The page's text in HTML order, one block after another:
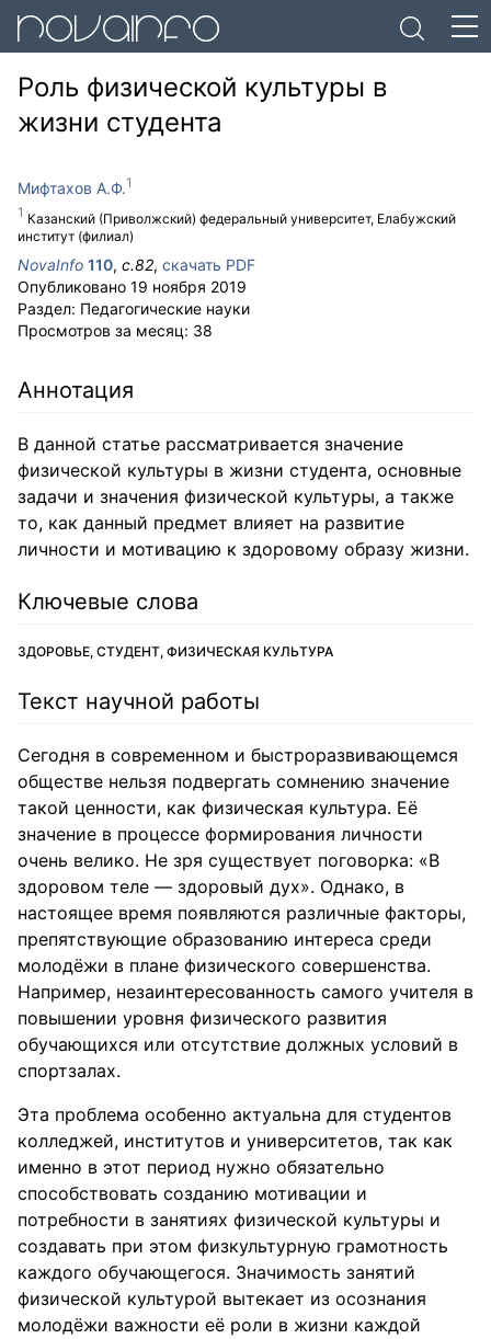
Роль физической культуры в
жизни студента
Мифтахов А.Ф.
Казанский (Приволжский) федеральный университет, Елабужский
институт (филиал)
NovaInfo 110, с.82, скачать PDF
Опубликовано 19 ноября 2019
Раздел: Педагогические науки
Просмотров за месяц: 38
Аннотация
В данной статье рассматривается значение
физической культуры в жизни студента, основные
задачи и значения физической культуры, а также
то, как данный предмет влияет на развитие
личности и мотивацию к здоровому образу жизни.
Ключевые слова
ЗДОРОВЬЕ, СТУДЕНТ, ФИЗИЧЕСКАЯ КУЛЬТУРА
Текст научной работы
Сегодня в современном и быстроразвивающемся
обществе нельзя подвергать сомнению значение
такой ценности, как физическая культура. Её
значение в процессе формирования личности
очень велико. Не зря существует поговорка: «В
здоровом теле — здоровый дух». Однако, в
настоящее время появляются различные факторы,
препятствующие образованию интереса среди
молодёжи в плане физического совершенства.
Например, незаинтересованность самого учителя в
повышении уровня физического развития
обучающихся или отсутствие должных условий в
спортзалах.
Эта проблема особенно актуальна для студентов
колледжей, институтов и университетов, так как
именно в этот период нужно обязательно
способствовать созданию мотивации и
потребности в занятиях физической культуры и
создавать при этом физкультурную грамотность
каждого обучающегося. Значимость занятий
физической культурой вытекает из осознания
молодёжи важности её роли в жизни каждой